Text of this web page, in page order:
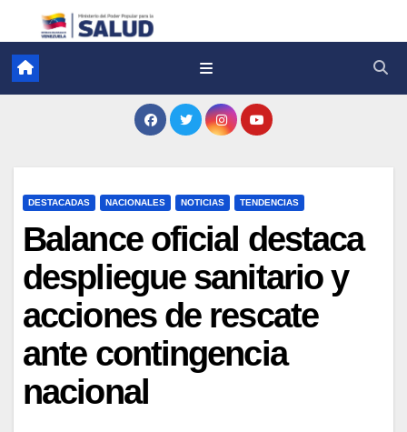
DESTACADAS NACIONALES NOTICIAS TENDENCIAS
Balance oficial destaca
despliegue sanitario y
acciones de rescate
ante contingencia
nacional